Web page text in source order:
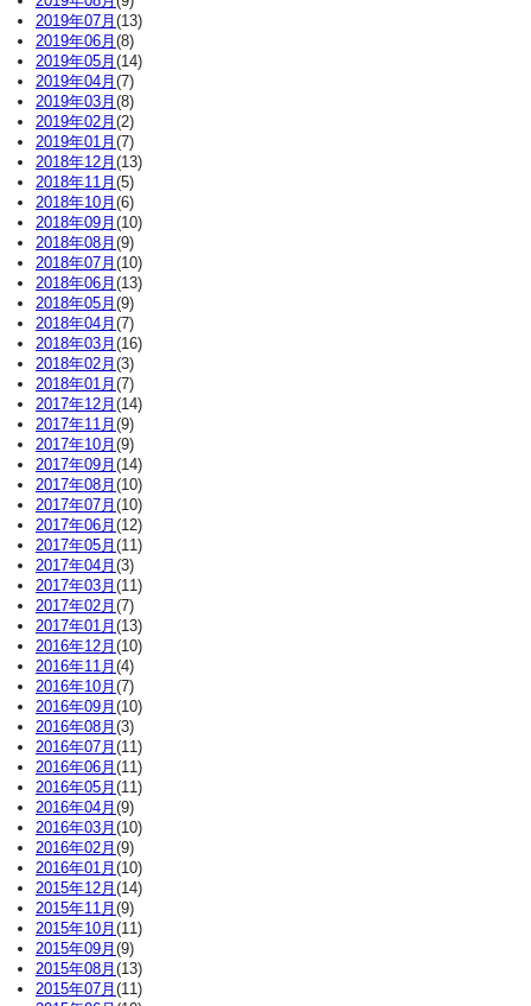
2019年07月 (13)
2019年06月 (8)
2019年05月 (14)
2019年04月 (7)
2019年03月 (8)
2019年02月 (2)
2019年01月 (7)
2018年12月 (13)
2018年11月 (5)
2018年10月 (6)
2018年09月 (10)
2018年08月 (9)
2018年07月 (10)
2018年06月 (13)
2018年05月 (9)
2018年04月 (7)
2018年03月 (16)
2018年02月 (3)
2018年01月 (7)
2017年12月 (14)
2017年11月 (9)
2017年10月 (9)
2017年09月 (14)
2017年08月 (10)
2017年07月 (10)
2017年06月 (12)
2017年05月 (11)
2017年04月 (3)
2017年03月 (11)
2017年02月 (7)
2017年01月 (13)
2016年12月 (10)
2016年11月 (4)
2016年10月 (7)
2016年09月 (10)
2016年08月 (3)
2016年07月 (11)
2016年06月 (11)
2016年05月 (11)
2016年04月 (9)
2016年03月 (10)
2016年02月 (9)
2016年01月 (10)
2015年12月 (14)
2015年11月 (9)
2015年10月 (11)
2015年09月 (9)
2015年08月 (13)
2015年07月 (11)